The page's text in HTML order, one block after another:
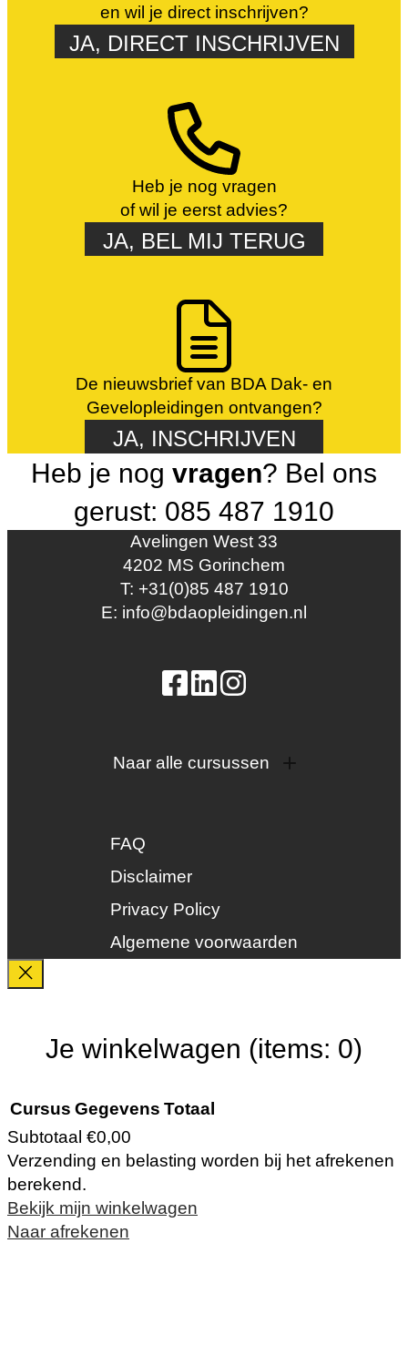
en wil je direct inschrijven?
JA, DIRECT INSCHRIJVEN
Heb je nog vragen
of wil je eerst advies?
JA, BEL MIJ TERUG
De nieuwsbrief van BDA Dak- en
Gevelopleidingen ontvangen?
JA, INSCHRIJVEN
Heb je nog vragen? Bel ons
gerust: 085 487 1910
Avelingen West 33
4202 MS Gorinchem
T: +31(0)85 487 1910
E: info@bdaopleidingen.nl
Naar alle cursussen
Zonne-energie
Duurzaamheid
Veiligheid
FAQ
Disclaimer
Privacy Policy
Algemene voorwaarden
Je winkelwagen (items: 0)
Producten
in
Cursus Gegevens Totaal
Subtotaal €0,00
Verzending en belasting worden bij het afrekenen
berekend.
Bekijk mijn winkelwagen
Naar afrekenen